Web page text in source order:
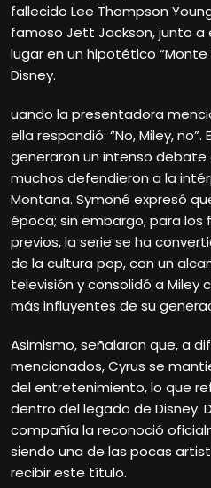
fallecido Lee Thompson
famoso Jett Jackson, junto a
lugar en un hipotético
Disney.
uando la presentadora
ella respondió: “No, Miley,
generaron un intenso debate
muchos defendieron a la
Montana. Symoné expresó
época; sin embargo, para los
previos, la serie se ha
de la cultura pop, con un
televisión y consolidó a Miley
más influyentes de su
Asimismo, señalaron que, a
mencionados, Cyrus se
del entretenimiento, lo que
dentro del legado de Disney.
compañía la reconoció
siendo una de las pocas
recibir este título.